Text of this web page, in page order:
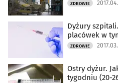
ZDROWIE
Dyżury
placówek w
ZDROWIE
Ostry dyżur.
tygodniu (20-